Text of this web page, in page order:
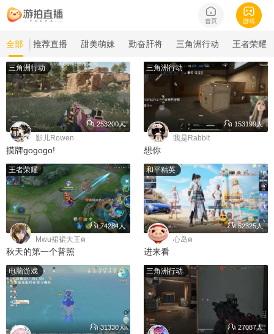
全部 推荐直播 甜美萌妹 勤奋肝将 三角洲行动 王者荣耀
三角洲行动
253200人
影儿Rowen
摸牌gogogo!
三角洲行动
153199人
我是Rabbit
想你
王者荣耀
74284人
Mwu裙裙大王ฅ
秋天的第一个普照
和平精英
52325人
心岛ฅ
进来看
电脑游戏
31330人
三角洲行动
27087人